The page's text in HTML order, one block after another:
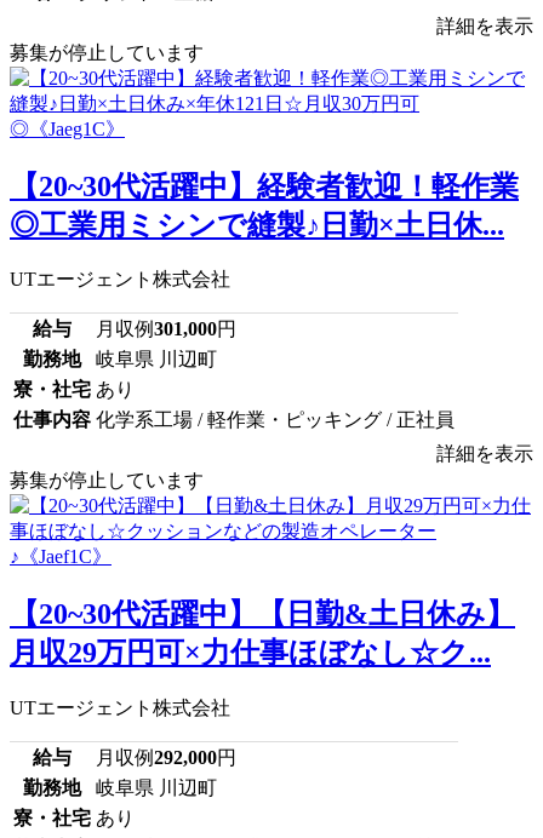
詳細を表示
募集が停止しています
【20~30代活躍中】経験者歓迎！軽作業
◎工業用ミシンで縫製♪日勤×土日休...
UTエージェント株式会社
給与 月収例301,000円
勤務地
岐阜県 川辺町
寮・社宅 あり
仕事内容 化学系工場 / 軽作業・ピッキング / 正社員
詳細を表示
募集が停止しています
【20~30代活躍中】【日勤&土日休み】
月収29万円可×力仕事ほぼなし☆ク...
UTエージェント株式会社
給与 月収例292,000円
勤務地
岐阜県 川辺町
寮・社宅 あり